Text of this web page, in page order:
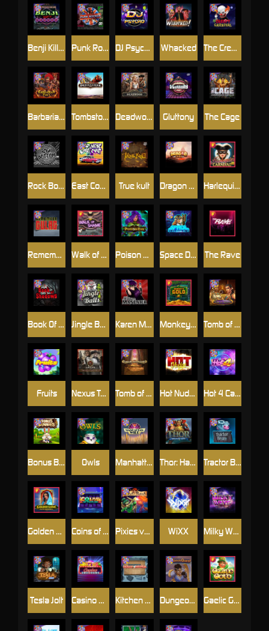
Nexus Tombstone RIP
Manhattan Goes Wild
Book Of Shadows
Rock Bottom
Tractor Beam
Casino Win Spin
The Cage
Hot Nudge
Space Donkey
Monkey's Gold xPays
Benji Killed in Vegas
Barbarian Fury
Poison Eve
Tomb of Nefertiti
Tomb of Akhenaten
Golden Genie And The Walking Wilds
Dragon Tribe
Tesla Jolt Dungeon Quest
Coins of Fortune
Gluttony
WiXX
Fruits
Bonus Bunnies
Deadwood xNudge
DJ Psycho
Hot 4 Cash
Tombstone
Owls
Punk Rocker
Milky Ways
Gaelic Gold
East Coast Vs West Coast
The Creepy Carnival
Whacked
Jingle Balls
Harlequin Carnival
Walk of Shame
Kitchen Drama: Sushi Mania
Pixies vs Pirates
Thor: Hammer Time
Remember Gulag
Karen Maneater
True kult
The Rave